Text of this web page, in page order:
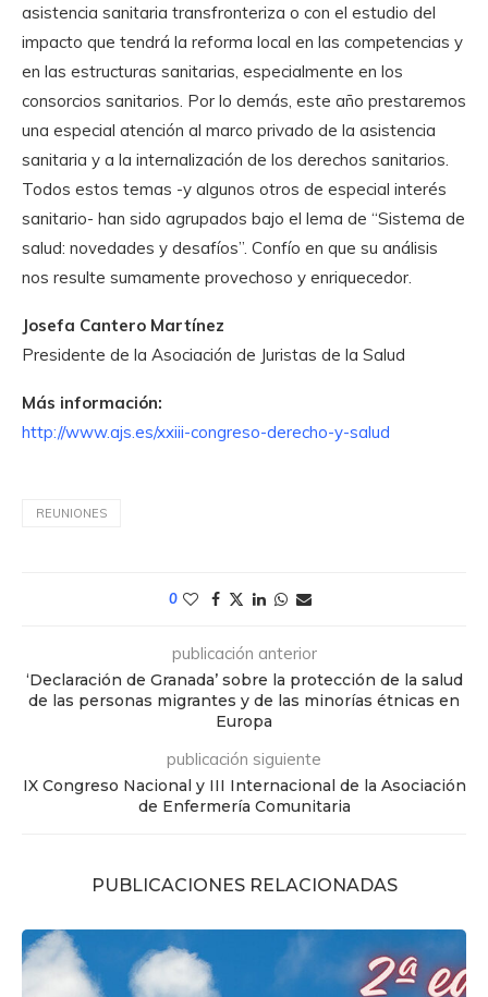
asistencia sanitaria transfronteriza o con el estudio del
impacto que tendrá la reforma local en las competencias y
en las estructuras sanitarias, especialmente en los
consorcios sanitarios. Por lo demás, este año prestaremos
una especial atención al marco privado de la asistencia
sanitaria y a la internalización de los derechos sanitarios.
Todos estos temas -y algunos otros de especial interés
sanitario- han sido agrupados bajo el lema de “Sistema de
salud: novedades y desafíos”. Confío en que su análisis
nos resulte sumamente provechoso y enriquecedor.
Josefa Cantero Martínez
Presidente de la Asociación de Juristas de la Salud
Más información:
http://www.ajs.es/xxiii-congreso-derecho-y-salud
REUNIONES
0
publicación anterior
‘Declaración de Granada’ sobre la protección de la salud
de las personas migrantes y de las minorías étnicas en
Europa
publicación siguiente
IX Congreso Nacional y III Internacional de la Asociación
de Enfermería Comunitaria
PUBLICACIONES RELACIONADAS